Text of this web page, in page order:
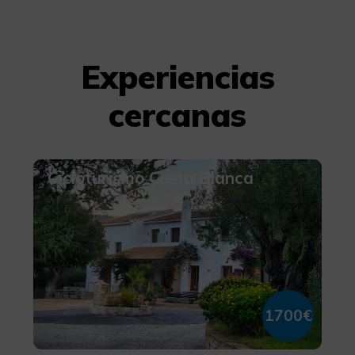
Experiencias
cercanas
Cicloturismo Costa Blanca
1700€